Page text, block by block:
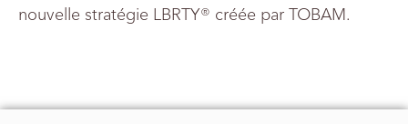
nouvelle stratégie LBRTY® créée par TOBAM.